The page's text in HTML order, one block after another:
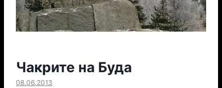
Чакрите на Буда
08.06.2013